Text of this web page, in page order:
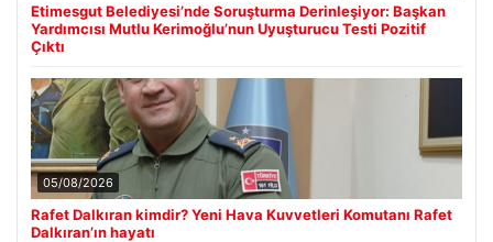
Etimesgut Belediyesi’nde Soruşturma Derinleşiyor: Başkan
Yardımcısı Mutlu Kerimoğlu’nun Uyuşturucu Testi Pozitif
Çıktı
05/08/2026
Rafet Dalkıran kimdir? Yeni Hava Kuvvetleri Komutanı Rafet
Dalkıran’ın hayatı